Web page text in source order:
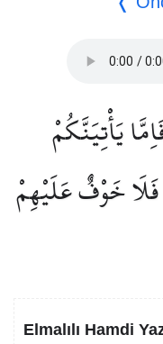
يَأْتِيَنَّكُمْ
خَوْفٌ عَلَيْهِمْ
Elmalılı Hamdi